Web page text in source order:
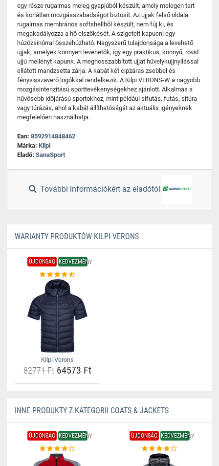
egy része rugalmas meleg gyapjúból készült, amely melegen tart
és korlátlan mozgásszabadságot biztosít. Az ujjak felső oldala
rugalmas membrános softshellből készült, nem fúj ki, és
megakadályozza a hő elszökését. A szigetelt kapucni egy
húzózsinórral összehúzható. Nagyszerű tulajdonsága a levehető
ujjak, amelyek könnyen levehetők, így egy praktikus, könnyű, rövid
ujjú mellényt kapunk. A meghosszabbított ujjat hüvelykujjnyílással
ellátott mandzsetta zárja. A kabát két cipzáras zsebbel és
fényvisszaverő logókkal rendelkezik. A Kilpi VERONS-W a nagyobb
mozgásintenzitású sporttevékenységekhez ajánlott. Alkalmas a
hűvösebb időjárású sportokhoz, mint például sífutás, futás, sítúra
vagy túrázás, ahol a kabát állíthatóságát az aktuális igényeknek
megfelelően használhatja.
Ean: 8592914848462
Márka: Kilpi
Eladó: SanaSport
További információkért az eladótól
WARIANTY PRODUKTÓW KILPI VERONS
ÚJDONSÁG KEDVEZMÉNY
Kilpi Verons
82771 Ft64573 Ft
INNE PRODUKTY Z KATEGORII COATS & JACKETS
ÚJDONSÁG KEDVEZMÉNY ÚJDONSÁG KEDVEZMÉNY